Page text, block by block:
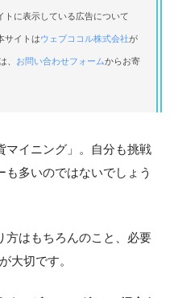
に表示している広告について
サイトはウェブココル株式会社が
、 お問い合わせフォームからお寄
マイニング」。自分も挑戦
も多いのではないでしょう
方はもちろんのこと、必要
大切です。